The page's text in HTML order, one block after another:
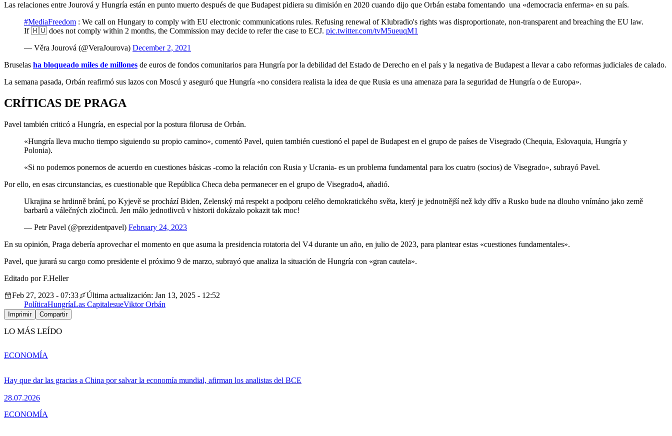
Las relaciones entre Jourová y Hungría están en punto muerto después de que Budapest pidiera su dimisión en 2020 cuando dijo que Orbán estaba fomentando una «democracia enferma» en su país.
#MediaFreedom : We call on Hungary to comply with EU electronic communications rules. Refusing renewal of Klubradio's rights was disproportionate, non-transparent and breaching the EU law.
If 🇭🇺 does not comply within 2 months, the Commission may decide to refer the case to ECJ. pic.twitter.com/tvM5ueuqM1
— Věra Jourová (@VeraJourova) December 2, 2021
Bruselas ha bloqueado miles de millones de euros de fondos comunitarios para Hungría por la debilidad del Estado de Derecho en el país y la negativa de Budapest a llevar a cabo reformas judiciales de calado.
La semana pasada, Orbán reafirmó sus lazos con Moscú y aseguró que Hungría «no considera realista la idea de que Rusia es una amenaza para la seguridad de Hungría o de Europa».
CRÍTICAS DE PRAGA
Pavel también criticó a Hungría, en especial por la postura filorusa de Orbán.
«Hungría lleva mucho tiempo siguiendo su propio camino», comentó Pavel, quien también cuestionó el papel de Budapest en el grupo de países de Visegrado (Chequia, Eslovaquia, Hungría y
Polonia).
«Si no podemos ponernos de acuerdo en cuestiones básicas -como la relación con Rusia y Ucrania- es un problema fundamental para los cuatro (socios) de Visegrado», subrayó Pavel.
Por ello, en esas circunstancias, es cuestionable que República Checa deba permanecer en el grupo de Visegrado4, añadió.
Ukrajina se hrdinně brání, po Kyjevě se prochází Biden, Zelenský má respekt a podporu celého demokratického světa, který je jednotnější než kdy dřív a Rusko bude na dlouho vnímáno jako země
barbarů a válečných zločinců. Jen málo jednotlivců v historii dokázalo pokazit tak moc!
— Petr Pavel (@prezidentpavel) February 24, 2023
En su opinión, Praga debería aprovechar el momento en que asuma la presidencia rotatoria del V4 durante un año, en julio de 2023, para plantear estas «cuestiones fundamentales».
Pavel, que jurará su cargo como presidente el próximo 9 de marzo, subrayó que analiza la situación de Hungría con «gran cautela».
Editado por F.Heller
Feb 27, 2023 - 07:33
Última actualización: Jan 13, 2025 - 12:52
PolíticaHungríaLas CapitalesueViktor Orbán
Imprimir Compartir
LO MÁS LEÍDO
Hay que dar las gracias a China por salvar la economía mundial, afirman los analistas del BCE
28.07.2026
ECONOMÍA
ECONOMÍA